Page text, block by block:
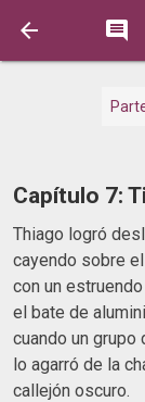
 
Capítulo 7:
​Thiago logró
cayendo sobre
con un
el bate de
cuando un grupo
lo agarró de la
callejón oscuro.